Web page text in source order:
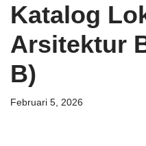
Katalog
Arsitektur
B)
Februari 5, 2026